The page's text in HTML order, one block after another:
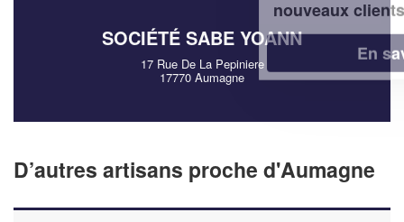
SOCIÉTÉ SABE YOANN
17 Rue De La Pepiniere
17770 Aumagne
D’autres artisans proche d'Aumagne
En savoir plus